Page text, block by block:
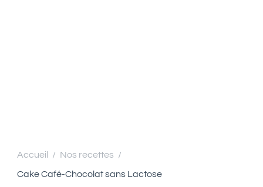
Accueil / Nos recettes /
Cake Café-Chocolat sans Lactose